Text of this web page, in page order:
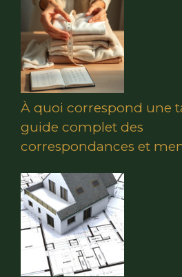
À quoi correspond une
guide complet des
correspondances et